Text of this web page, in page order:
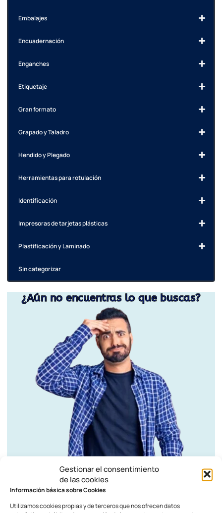
Gestionar el consentimiento
de las cookies
Información básica sobre Cookies
Utilizamos cookies propias y de terceros que nos ofrecen datos
Embalajes
Encuadernación
Enganches
Etiquetaje
Gran formato
Grapado y Taladro
Hendido y Plegado
Herramientas para rotulación
Identificación
Impresoras de tarjetas plásticas
Plastificación y Laminado
Sin categorizar
¿Aún no encuentras lo que buscas?
Contacta ahora con nuestro
Departamento Comercial